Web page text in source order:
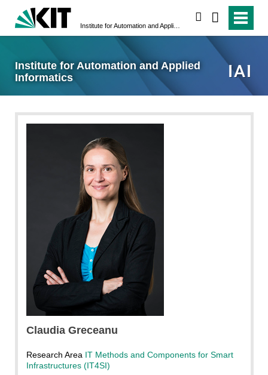
Institute for Automation and Applied
Informatics
Claudia Greceanu
Research Area IT Methods and Components for Smart
Infrastructures (IT4SI)